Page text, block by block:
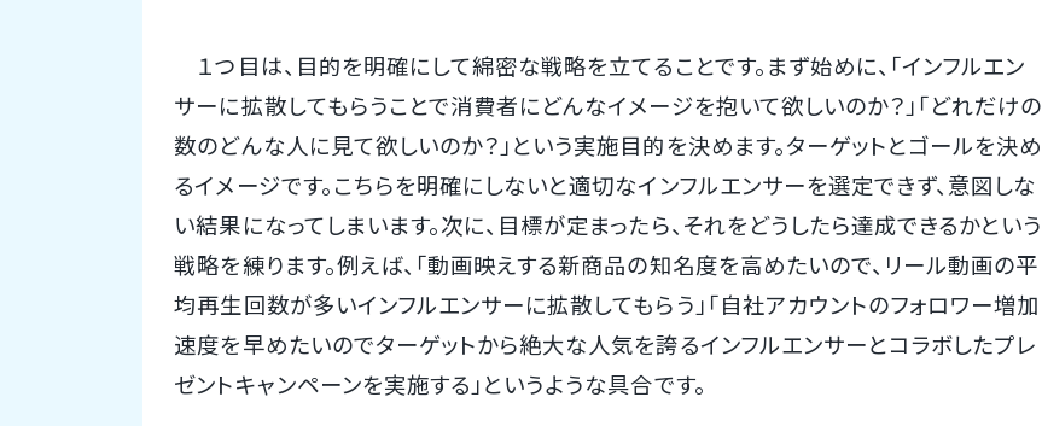
１つ目は、目的を明確にして綿密な戦略を立てることです。まず始めに、「インフルエン
サーに拡散してもらうことで消費者にどんなイメージを抱いて欲しいのか？」「どれだけの
数のどんな人に見て欲しいのか？」という実施目的を決めます。ターゲットとゴールを決め
るイメージです。こちらを明確にしないと適切なインフルエンサーを選定できず、意図しな
い結果になってしまいます。次に、目標が定まったら、それをどうしたら達成できるかという
戦略を練ります。例えば、「動画映えする新商品の知名度を高めたいので、リール動画の平
均再生回数が多いインフルエンサーに拡散してもらう」「自社アカウントのフォロワー増加
速度を早めたいのでターゲットから絶大な人気を誇るインフルエンサーとコラボしたプレ
ゼントキャンペーンを実施する」というような具合です。